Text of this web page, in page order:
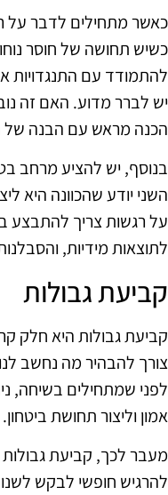
כאשר מתחילים לדבר על
כשיש תחושה של חוסר
להתמודד עם התנגדויות
יש לברר מדוע. האם זה
הכנה מראש עם הבנה של
בנוסף, יש להציע מרחב
השני יודע שהכוונה היא
על רגשות צריך להתבצע
לתוצאות מידיות,
קביעת גבולות
קביעת גבולות היא חלק
צורך להבהיר מה נחשב
לפני שמתחילים בשיחה,
אמון וליצור תחושת ביטחון.
מעבר לכך, קביעת
להרגיש חופשי לבקש